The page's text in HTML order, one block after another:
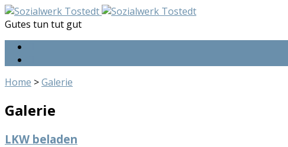
Gutes tun tut gut
Home >Galerie
Galerie
LKW beladen